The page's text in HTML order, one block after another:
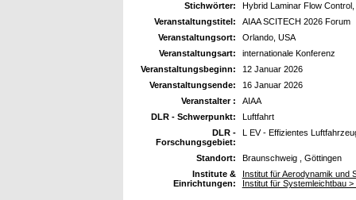
Stichwörter:
Hybrid Laminar Flow
Veranstaltungstitel:
AIAA SCITECH 2026 Forum
Veranstaltungsort:
Orlando, USA
Veranstaltungsart:
internationale Konferenz
Veranstaltungsbeginn:
12 Januar 2026
Veranstaltungsende:
16 Januar 2026
Veranstalter :
AIAA
DLR - Schwerpunkt:
Luftfahrt
DLR -
Forschungsgebiet:
L EV - Effizientes
Standort:
Braunschweig , Göttingen
Institute &
Einrichtungen:
Institut für Aerodynamik und
Institut für Systemleichtbau